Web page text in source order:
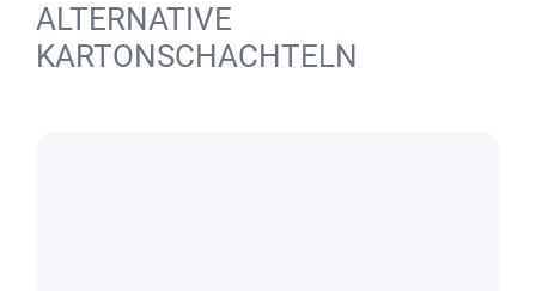
ALTERNATIVE
KARTONSCHACHTELN